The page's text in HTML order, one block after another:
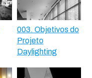
003. Objetivos do
Projeto
Daylighting